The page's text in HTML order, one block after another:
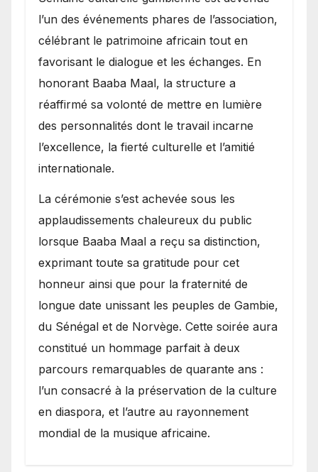
l’un des événements phares de l’association,
célébrant le patrimoine africain tout en
favorisant le dialogue et les échanges. En
honorant Baaba Maal, la structure a
réaffirmé sa volonté de mettre en lumière
des personnalités dont le travail incarne
l’excellence, la fierté culturelle et l’amitié
internationale.
​La cérémonie s’est achevée sous les
applaudissements chaleureux du public
lorsque Baaba Maal a reçu sa distinction,
exprimant toute sa gratitude pour cet
honneur ainsi que pour la fraternité de
longue date unissant les peuples de Gambie,
du Sénégal et de Norvège. Cette soirée aura
constitué un hommage parfait à deux
parcours remarquables de quarante ans :
l’un consacré à la préservation de la culture
en diaspora, et l’autre au rayonnement
mondial de la musique africaine.